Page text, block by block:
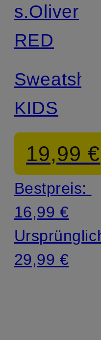
s.Oliver
RED
KIDS
19,99 €
Bestpreis:
16,99 €
29,99 €